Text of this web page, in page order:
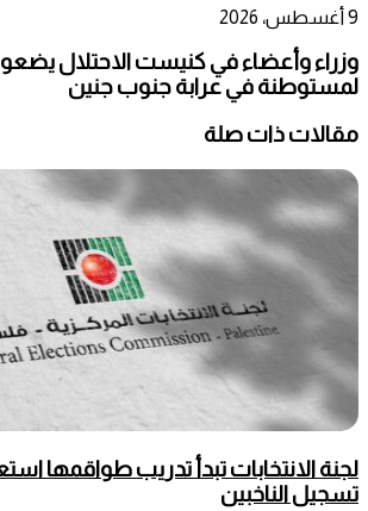
9 أغسطس، 2026
وزراء وأعضاء في كنيست الاحتلال
لمستوطنة في عرابة جنوب جنين
مقالات ذات صلة
لجنة الانتخابات تبدأ تدريب طواقمها
تسجيل الناخبين